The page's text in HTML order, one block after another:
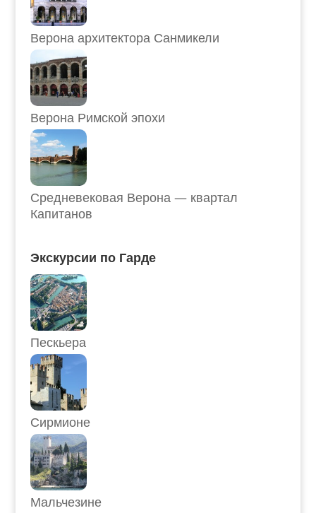
Верона архитектора Санмикели
Верона Римской эпохи
Средневековая Верона — квартал
Капитанов
Экскурсии по Гарде
Пескьера
Сирмионе
Мальчезине